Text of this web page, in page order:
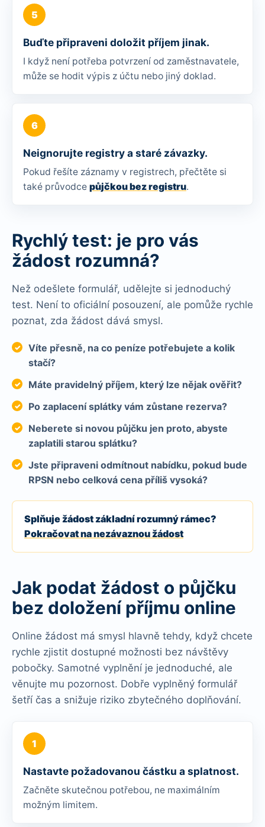
Buďte připraveni doložit příjem jinak.
I když není potřeba potvrzení od zaměstnavatele,
může se hodit výpis z účtu nebo jiný doklad.
Neignorujte registry a staré závazky.
Pokud řešíte záznamy v registrech, přečtěte si
také průvodce půjčkou bez registru.
Rychlý test: je pro vás
žádost rozumná?
Než odešlete formulář, udělejte si jednoduchý
test. Není to oficiální posouzení, ale pomůže rychle
poznat, zda žádost dává smysl.
Víte přesně, na co peníze potřebujete a kolik
stačí?
Máte pravidelný příjem, který lze nějak ověřit?
Po zaplacení splátky vám zůstane rezerva?
Neberete si novou půjčku jen proto, abyste
zaplatili starou splátku?
Jste připraveni odmítnout nabídku, pokud bude
RPSN nebo celková cena příliš vysoká?
Splňuje žádost základní rozumný rámec?
Pokračovat na nezávaznou žádost
Jak podat žádost o půjčku
bez doložení příjmu online
Online žádost má smysl hlavně tehdy, když chcete
rychle zjistit dostupné možnosti bez návštěvy
pobočky. Samotné vyplnění je jednoduché, ale
věnujte mu pozornost. Dobře vyplněný formulář
šetří čas a snižuje riziko zbytečného doplňování.
Nastavte požadovanou částku a splatnost.
Začněte skutečnou potřebou, ne maximálním
možným limitem.